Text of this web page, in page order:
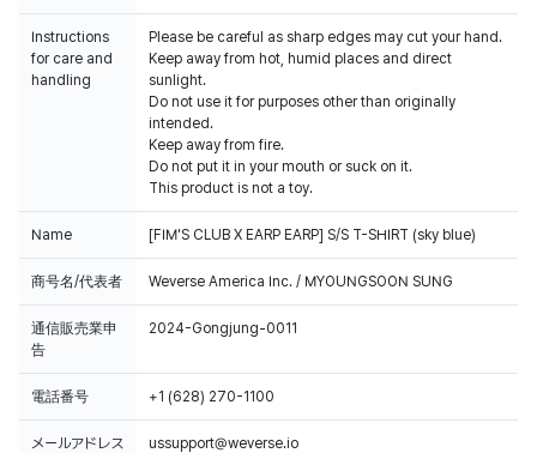
Instructions
for care and
handling
Please be careful as sharp edges may cut your hand.
Keep away from hot, humid places and direct
sunlight.
Do not use it for purposes other than originally
intended.
Keep away from fire.
Do not put it in your mouth or suck on it.
This product is not a toy.
Name [FIM'S CLUB X EARP EARP] S/S T-SHIRT (sky blue)
商号名/代表者 Weverse America Inc. / MYOUNGSOON SUNG
通信販売業申
告
2024-Gongjung-0011
電話番号 +1 (628) 270-1100
メールアドレス ussupport@weverse.io